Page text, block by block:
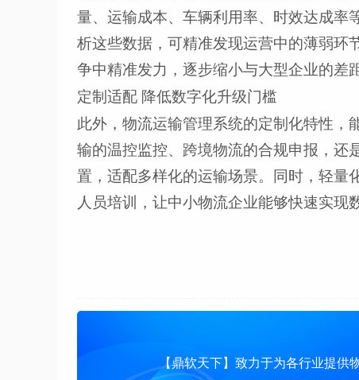
量、运输成本、车辆利用率、时效达成率
析这些数据，可精准发现运营中的薄弱环
争中精准发力，逐步缩小与大型企业的差距
定制适配 降低数字化升级门槛
此外，物流运输管理系统的定制化特性，
输的温控监控、跨境物流的合规申报，还
置，适配多样化的运输场景。同时，轻量
人员培训，让中小物流企业能够快速实现
【鼎软天下】致力于为各行业提供